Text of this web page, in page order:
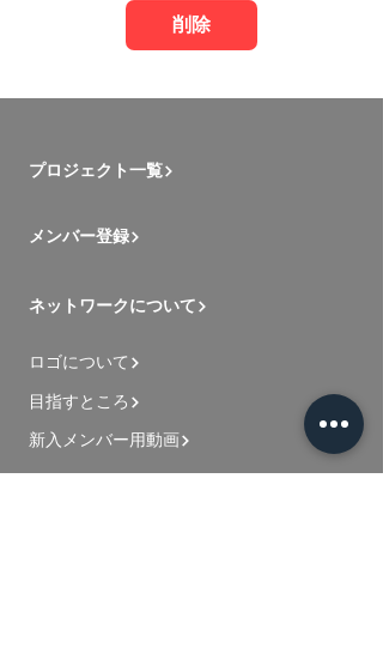
削除
プロジェクト一覧
メンバー登録
ネットワークについて
ロゴについて
目指すところ
新入メンバー用動画